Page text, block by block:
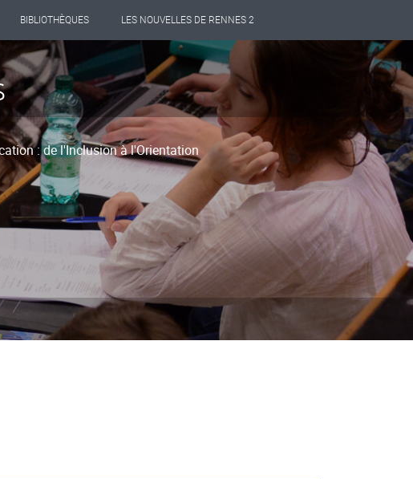
BIBLIOTHÈQUES LES NOUVELLES DE RENNES 2
: de l'Inclusion à l'Orientation